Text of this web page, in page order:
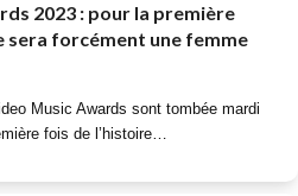
2023 : pour la première
sera forcément une femme
Music Awards sont tombée mardi
fois de l’histoire…